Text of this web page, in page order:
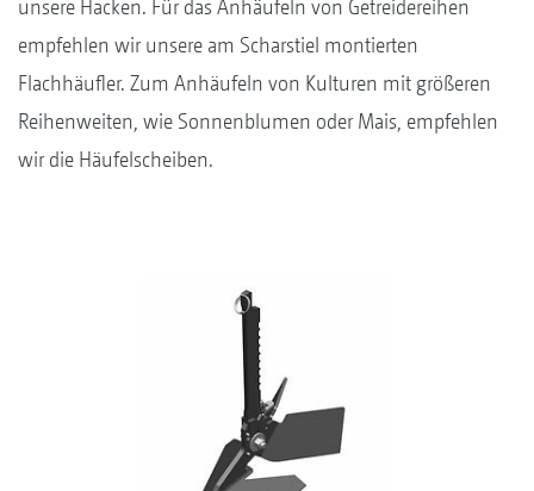
unsere Hacken. Für das Anhäufeln von Getreidereihen
empfehlen wir unsere am Scharstiel montierten
Flachhäufler. Zum Anhäufeln von Kulturen mit größeren
Reihenweiten, wie Sonnenblumen oder Mais, empfehlen
wir die Häufelscheiben.